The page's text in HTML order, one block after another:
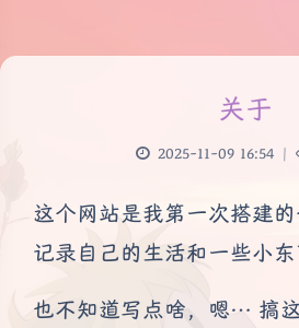
关于
2025-11-09 16:54 |
这个网站是我第一次搭建
记录自己的生活和一些小
也不知道写点啥，嗯… 搞